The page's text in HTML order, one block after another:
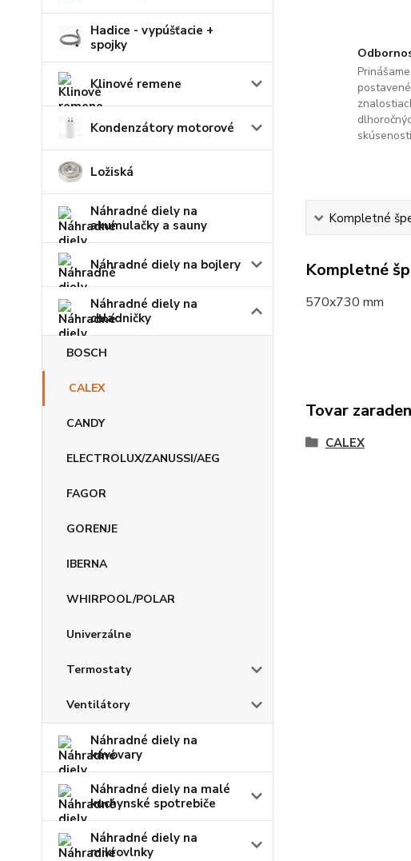
Hadice - vypúšťacie +
spojky
Klinové remene
Kondenzátory motorové
Ložiská
Náhradné diely na
akumulačky a sauny
Náhradné diely na bojlery
Náhradné diely na
chladničky
BOSCH
CALEX
CANDY
ELECTROLUX/ZANUSSI/AEG
FAGOR
GORENJE
IBERNA
WHIRPOOL/POLAR
Univerzálne
Termostaty
Ventilátory
Náhradné diely na
kávovary
Náhradné diely na malé
kuchynské spotrebiče
Náhradné diely na
mikrovlnky
Kompletné
Kompletné
570x730 mm
Tovar
CALEX